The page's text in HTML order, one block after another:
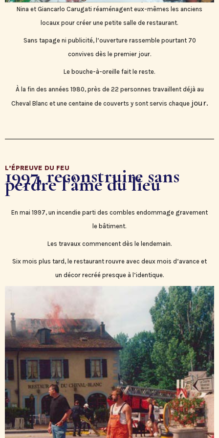
Nina et Giancarlo Carugati réaménagent eux-mêmes les anciens
locaux pour créer une petite salle de restaurant.
Sans tapage ni publicité, l’ouverture rassemble pourtant 70
convives dès le premier jour.
Le bouche-à-oreille fait le reste.
À la fin des années 1980, près de 22 personnes travaillent déjà au
Cheval Blanc et une centaine de couverts y sont servis chaque jour.
L’ÉPREUVE DU FEU
1997, reconstruire sans
perdre l’âme du lieu
En mai 1997, un incendie parti des combles endommage gravement
le bâtiment.
Les travaux commencent dès le lendemain.
Six mois plus tard, le restaurant rouvre avec deux mois d’avance et
un décor recréé presque à l’identique.